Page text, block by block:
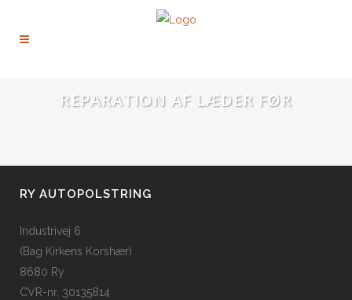
REPARATION AF LÆDER FØR
RY AUTOPOLSTRING
Industrivej 6
(Bag Kirkens Korshær)
8680 Ry
CVR-nr. 30135814